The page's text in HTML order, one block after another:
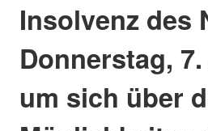
Insolvenz des
Donnerstag,
um sich über